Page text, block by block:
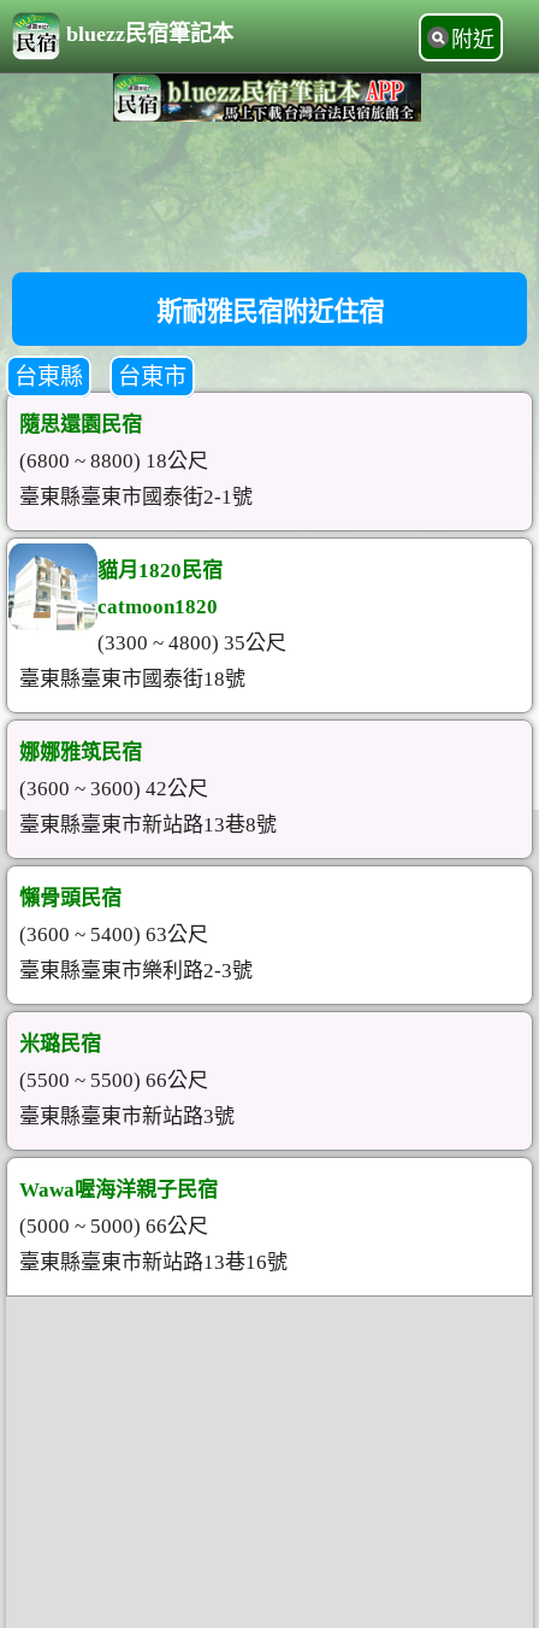
bluezz民宿筆記本 附近
斯耐雅民宿附近住宿
台東縣 台東市
隨思還園民宿
(6800 ~ 8800) 18公尺
臺東縣臺東市國泰街2-1號
貓月1820民宿
catmoon1820
(3300 ~ 4800) 35公尺
臺東縣臺東市國泰街18號
娜娜雅筑民宿
(3600 ~ 3600) 42公尺
臺東縣臺東市新站路13巷8號
懶骨頭民宿
(3600 ~ 5400) 63公尺
臺東縣臺東市樂利路2-3號
米璐民宿
(5500 ~ 5500) 66公尺
臺東縣臺東市新站路3號
Wawa喔海洋親子民宿
(5000 ~ 5000) 66公尺
臺東縣臺東市新站路13巷16號